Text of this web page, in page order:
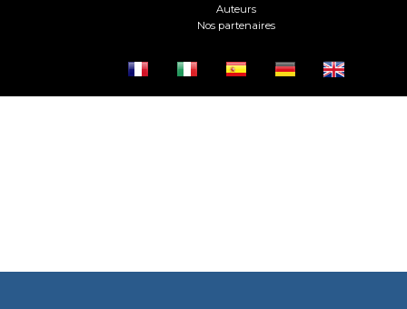
Auteurs
Nos partenaires